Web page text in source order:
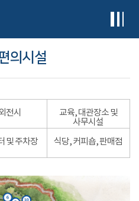
의시설
전시
교육, 대관장소 및
사무시설
및 주차장 식당, 커피숍, 판매점